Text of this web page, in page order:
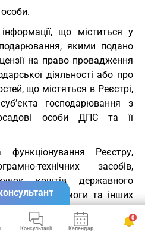
що міститься у
якими подано
на право провадження
діяльності або про
що містяться в Реєстрі,
господарювання з
особи ДПС та її
Реєстру,
технічних засобів,
коштів державного
допомоги та інших
зокрема його програмно-
Консультації Календар Сервіси
0